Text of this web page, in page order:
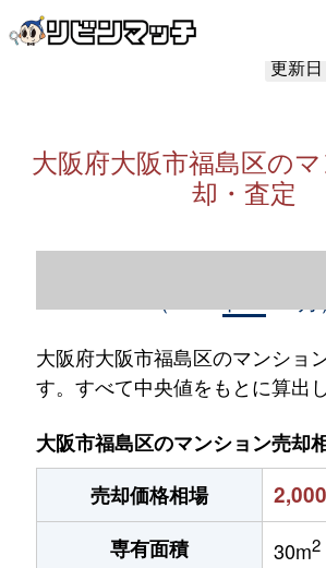
更新日
大阪府大阪市福島区の
却・査定
大阪府大阪市福島区のマンショ
す。すべて中央値をもとに算出
大阪市福島区のマンション売却
売却価格相場
専有面積 30m2